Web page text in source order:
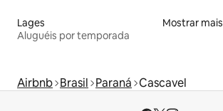
Lages
Aluguéis por temporada
Mostrar mais
Airbnb Brasil Paraná Cascavel